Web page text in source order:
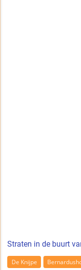
Straten in de buurt
De Knijpe